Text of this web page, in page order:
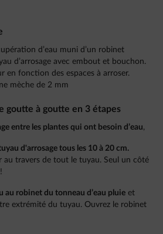
d’eau muni d’un robinet
d’arrosage avec embout et bouchon.
en fonction des espaces à arroser.
mèche de 2 mm
goutte à goutte en 3 étapes
entre les plantes qui ont besoin d’eau,
d'arrosage tous les 10 à 20 cm.
au travers de tout le tuyau. Seul un côté
au robinet du tonneau d’eau pluie et
extrémité du tuyau. Ouvrez le robinet